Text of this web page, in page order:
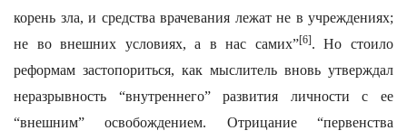
корень зла, и средства врачевания лежат не в учреждениях;
не во внешних условиях, а в нас самих”[6]. Но стоило
реформам застопориться, как мыслитель вновь утверждал
неразрывность “внутреннего” развития личности с ее
“внешним” освобождением. Отрицание “первенства